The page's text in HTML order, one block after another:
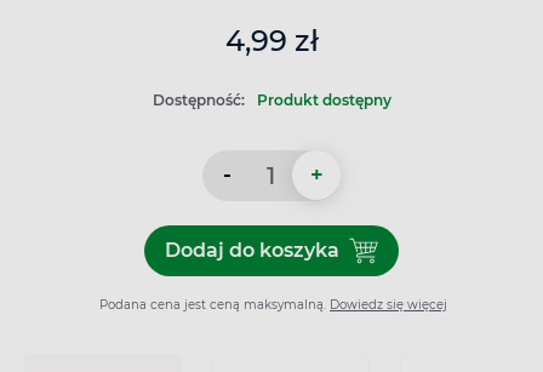
4,99 zł
Dostępność: Produkt dostępny
- +
Dodaj do koszykaDodaj do koszyka Maść
Podana cena jest ceną maksymalną. Dowiedz się więcej